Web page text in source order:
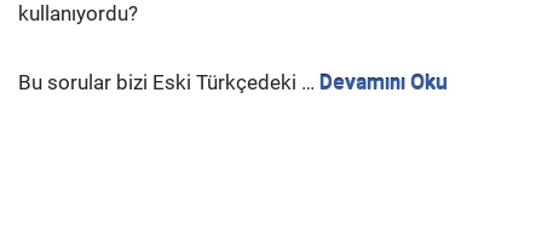
kullanıyordu?
Bu sorular bizi Eski Türkçedeki … Devamını Oku